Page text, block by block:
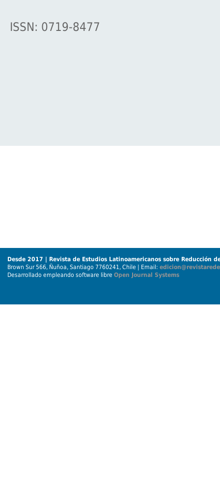
ISSN: 0719-8477
Desde 2017 | Revista de Estudios Latinoamericanos sobre Reducción
Brown Sur 566, Ñuñoa, Santiago 7760241, Chile | Email:
Desarrollado empleando software libre Open Journal Systems